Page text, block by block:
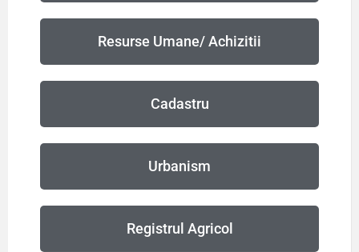
Resurse Umane/ Achizitii
Cadastru
Urbanism
Registrul Agricol